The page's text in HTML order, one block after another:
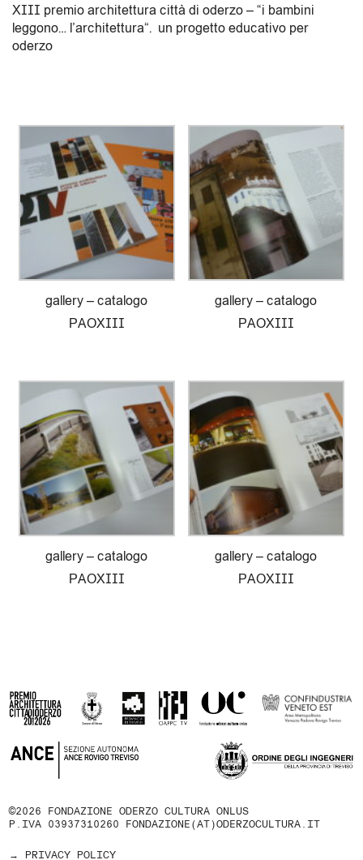
XIII premio architettura città di oderzo – “i bambini
leggono… l’architettura”. un progetto educativo per
oderzo
gallery – catalogo
PAOXIII
gallery – catalogo
PAOXIII
gallery – catalogo
PAOXIII
gallery – catalogo
PAOXIII
©2026 FONDAZIONE ODERZO CULTURA ONLUS
P.IVA 03937310260 FONDAZIONE(AT)ODERZOCULTURA.IT
→ PRIVACY POLICY